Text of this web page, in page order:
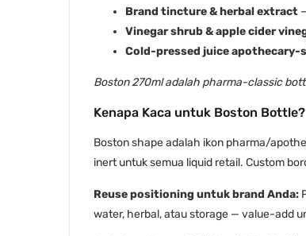
Brand tincture & herbal extract
Vinegar shrub & apple cider
Cold-pressed juice apothecary-
Boston 270ml adalah pharma-classic
Kenapa Kaca untuk Boston Bottle?
Boston shape adalah ikon pharma/
inert untuk semua liquid retail. Custom
Reuse positioning untuk brand Anda:
water, herbal, atau storage — value-add